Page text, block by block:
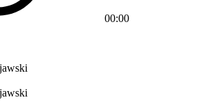
00:00